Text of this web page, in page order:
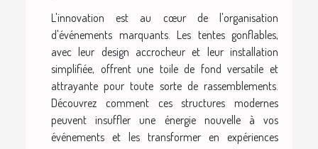
L'innovation est au cœur de l'organisation
d'événements marquants. Les tentes gonflables,
avec leur design accrocheur et leur installation
simplifiée, offrent une toile de fond versatile et
attrayante pour toute sorte de rassemblements.
Découvrez comment ces structures modernes
peuvent insuffler une énergie nouvelle à vos
événements et les transformer en expériences